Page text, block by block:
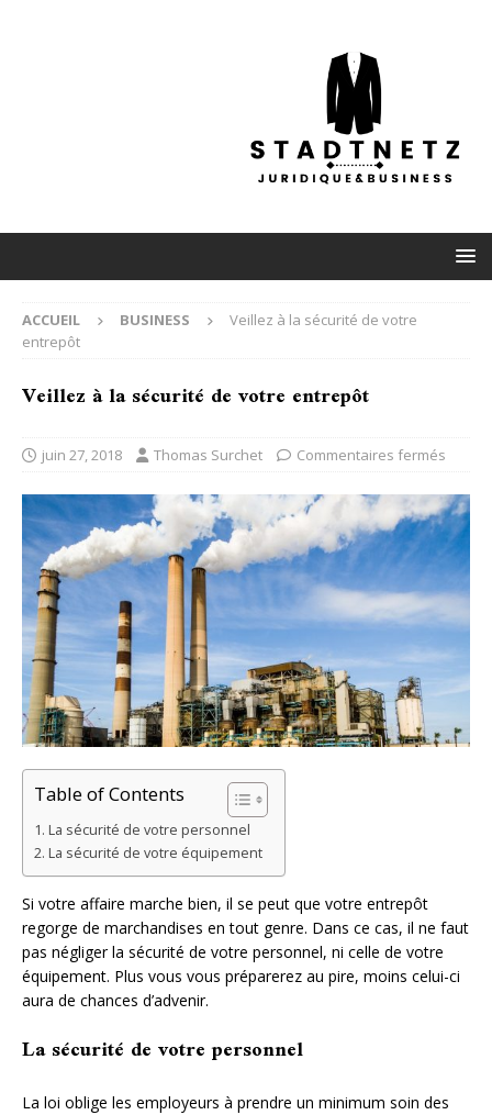
ACCUEIL BUSINESS
Veillez à la sécurité de votre
entrepôt
Veillez à la sécurité de votre entrepôt
juin 27, 2018 Thomas Surchet Commentaires fermés
Table of Contents
La sécurité de votre personnel
La sécurité de votre équipement
Si votre affaire marche bien, il se peut que votre entrepôt
regorge de marchandises en tout genre. Dans ce cas, il ne faut
pas négliger la sécurité de votre personnel, ni celle de votre
équipement. Plus vous vous préparerez au pire, moins celui-ci
aura de chances d’advenir.
La sécurité de votre personnel
La loi oblige les employeurs à prendre un minimum soin des